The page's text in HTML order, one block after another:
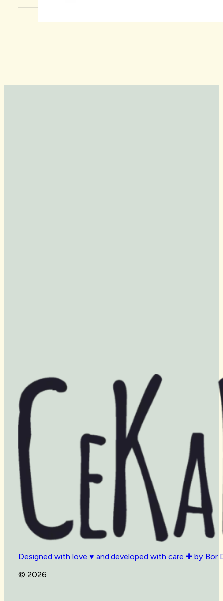
Designed with love ♥ and developed with care ✚ by Bor
© 2026